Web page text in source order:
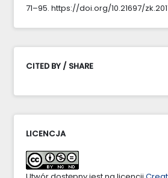
71–95. https://doi.org/10.21697/
CITED BY / SHARE
LICENCJA